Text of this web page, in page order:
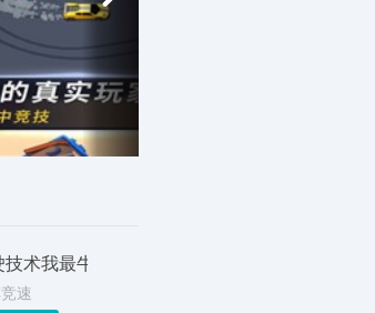
技术我最牛
速